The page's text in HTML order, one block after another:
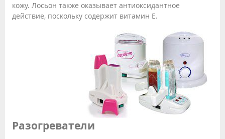
кожу. Лосьон также оказывает антиоксидантное
действие, поскольку содержит витамин Е.
Разогреватели